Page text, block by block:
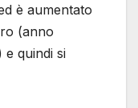
è aumentato
(anno
e quindi si